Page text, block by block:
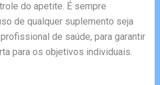
do apetite. É sempre
de qualquer suplemento seja
de saúde, para garantir
para os objetivos individuais.